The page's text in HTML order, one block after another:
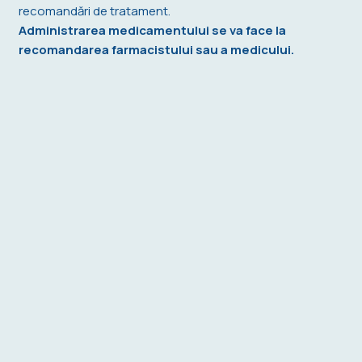
recomandări de tratament.
Administrarea medicamentului se va face la
recomandarea farmacistului sau a medicului.